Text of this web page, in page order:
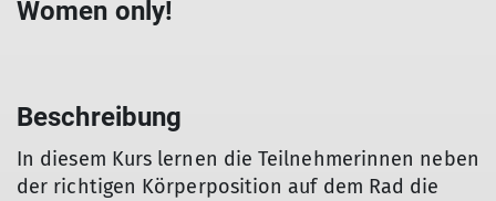
Women only!
Beschreibung
In diesem Kurs lernen die Teilnehmerinnen neben
der richtigen Körperposition auf dem Rad die